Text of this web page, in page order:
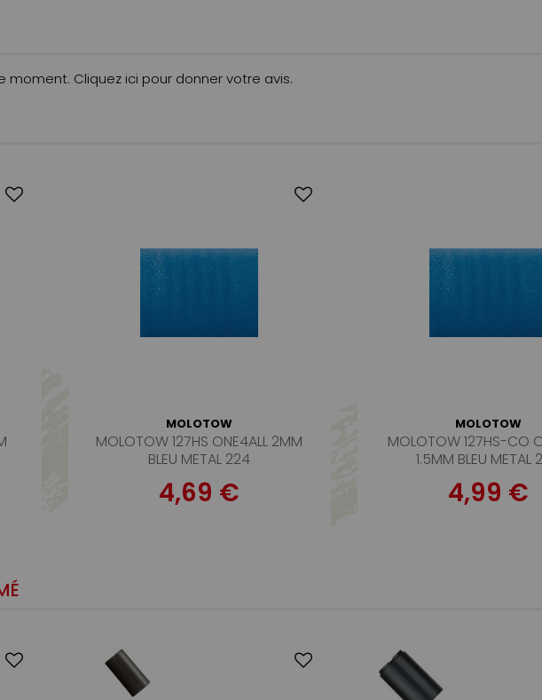
moment. Cliquez ici pour donner votre avis.
MOLOTOW
MOLOTOW 127HS ONE4ALL 2MM
BLEU METAL 224
4,69 €
MOLOTOW
MOLOTOW 127HS-CO
1.5MM BLEU METAL
4,99 €